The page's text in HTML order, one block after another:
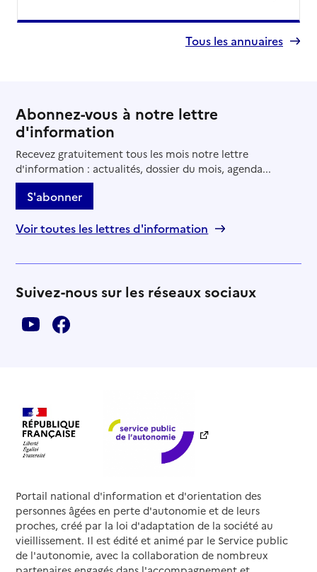
Tous les annuaires
Abonnez-vous à notre lettre
d'information
Recevez gratuitement tous les mois notre lettre
d'information : actualités, dossier du mois, agenda...
S'abonner
Voir toutes les lettres d'information
Suivez-nous sur les réseaux sociaux
Portail national d'information et d'orientation des
personnes âgées en perte d'autonomie et de leurs
proches, créé par la loi d'adaptation de la société au
vieillissement. Il est édité et animé par le Service public
de l'autonomie, avec la collaboration de nombreux